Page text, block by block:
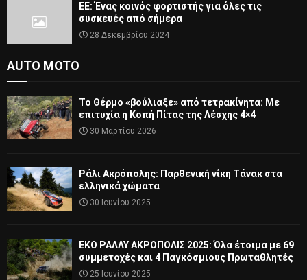
ΕΕ: Ένας κοινός φορτιστής για όλες τις
συσκευές από σήμερα
28 Δεκεμβρίου 2024
AUTO MOTO
Το Θέρμο «βούλιαξε» από τετρακίνητα: Με
επιτυχία η Κοπή Πίτας της Λέσχης 4×4
30 Μαρτίου 2026
Ράλι Ακρόπολης: Παρθενική νίκη Τάνακ στα
ελληνικά χώματα
30 Ιουνίου 2025
ΕΚΟ ΡΑΛΛΥ ΑΚΡΟΠΟΛΙΣ 2025: Όλα έτοιμα με 69
συμμετοχές και 4 Παγκόσμιους Πρωταθλητές
25 Ιουνίου 2025